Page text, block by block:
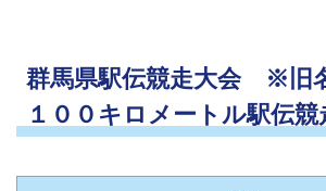
群馬県駅伝競走大会 ※旧
１００キロメートル駅伝競